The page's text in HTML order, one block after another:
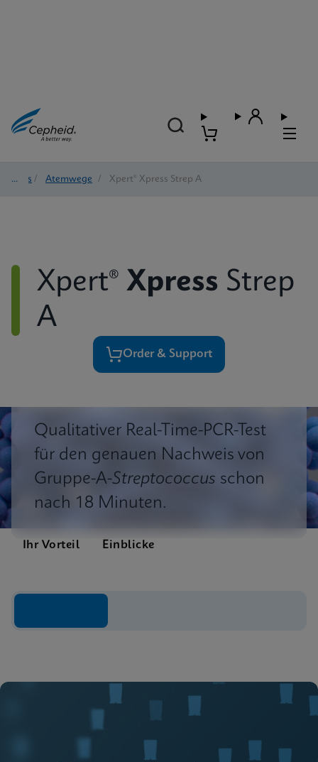
Tests / Atemwege / Xpert® Xpress Strep A
Xpert® Xpress Strep
A
Order & Support
Qualitativer Real-Time-PCR-Test
für den genauen Nachweis von
Gruppe-A-Streptococcus schon
nach 18 Minuten.
Ihr Vorteil Einblicke